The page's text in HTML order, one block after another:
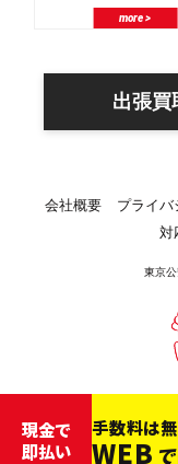
more >
出張買
会社概要 プライバ
対
東京
現金で
即払い
手数料は無
WEB で